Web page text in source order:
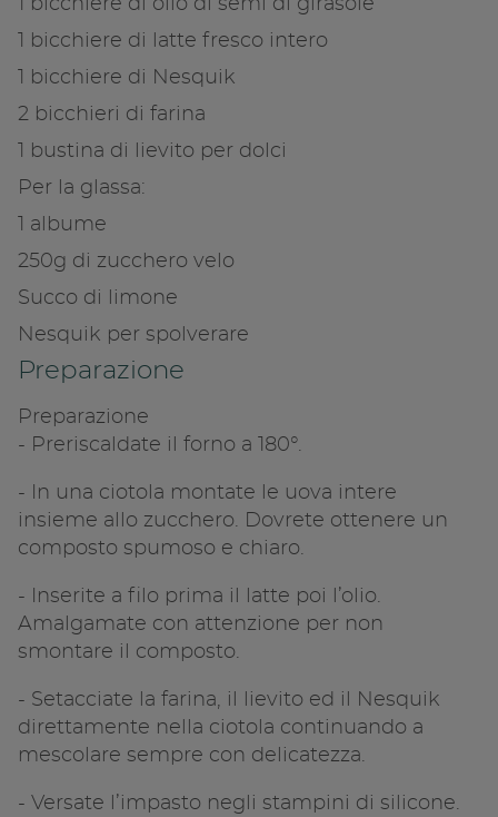
1 bicchiere di olio di semi di girasole
1 bicchiere di latte fresco intero
1 bicchiere di Nesquik
2 bicchieri di farina
1 bustina di lievito per dolci
Per la glassa:
1 albume
250g di zucchero velo
Succo di limone
Nesquik per spolverare
Preparazione
Preparazione
- Preriscaldate il forno a 180°.
- In una ciotola montate le uova intere
insieme allo zucchero. Dovrete ottenere un
composto spumoso e chiaro.
- Inserite a filo prima il latte poi l’olio.
Amalgamate con attenzione per non
smontare il composto.
- Setacciate la farina, il lievito ed il Nesquik
direttamente nella ciotola continuando a
mescolare sempre con delicatezza.
- Versate l’impasto negli stampini di silicone.